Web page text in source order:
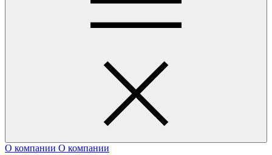
О компании О компании